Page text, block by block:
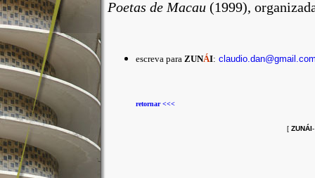
Poetas de Macau (1999),
escreva para ZUNÁI:
retornar <<<
[ ZUNÁI